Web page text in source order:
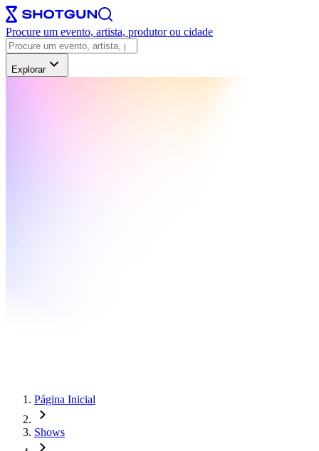
Procure um evento, artista, produtor ou cidade
Explorar
Página Inicial
Shows